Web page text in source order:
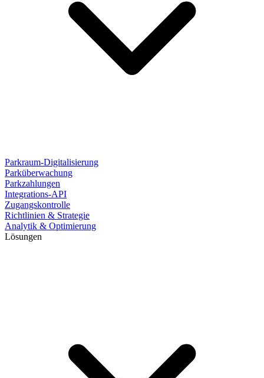
Parkraum-Digitalisierung
Parküberwachung
Parkzahlungen
Integrations-API
Zugangskontrolle
Richtlinien & Strategie
Analytik & Optimierung
Lösungen